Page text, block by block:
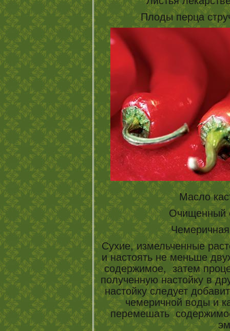
Плоды перца
Масло
Очищенный
Сухие, измельченные
и настоять не меньше
содержимое, затем
полученную настойку в
настойку следует
чемеричной воды и
перемешать